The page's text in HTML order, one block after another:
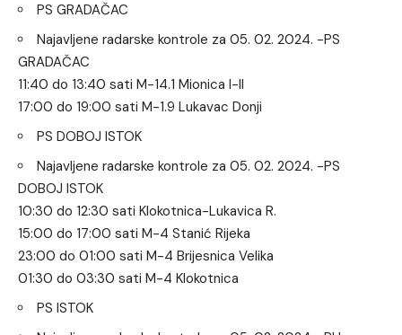
PS GRADAČAC
Najavljene radarske kontrole za 05. 02. 2024. -PS
GRADAČAC
11:40 do 13:40 sati M-14.1 Mionica I-II
17:00 do 19:00 sati M-1.9 Lukavac Donji
PS DOBOJ ISTOK
Najavljene radarske kontrole za 05. 02. 2024. -PS
DOBOJ ISTOK
10:30 do 12:30 sati Klokotnica-Lukavica R.
15:00 do 17:00 sati M-4 Stanić Rijeka
23:00 do 01:00 sati M-4 Brijesnica Velika
01:30 do 03:30 sati M-4 Klokotnica
PS ISTOK